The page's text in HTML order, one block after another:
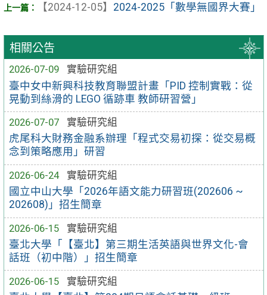
相關公告
2026-07-09
實驗研究組
臺中女中新興科技教育聯盟計畫「PID 控制實戰：從
晃動到絲滑的 LEGO 循跡車 教師研習營」
2026-07-07
實驗研究組
虎尾科大財務金融系辦理「程式交易初探：從交易概
念到策略應用」研習
2026-06-24
實驗研究組
國立中山大學「2026年語文能力研習班(202606 ~
202608)」招生簡章
2026-06-15
實驗研究組
臺北大學「【臺北】第三期生活英語與世界文化-會
話班（初中階）」招生簡章
2026-06-15
實驗研究組
【2024-12-05】 2024-2025「數學無國界大賽」